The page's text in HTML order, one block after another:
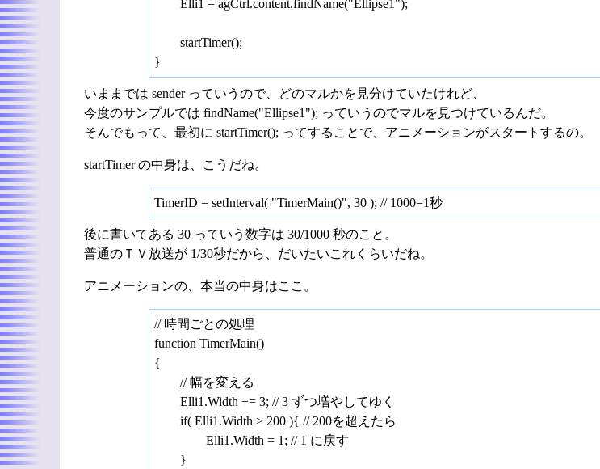
Elli1 = agCtrl.content.findName("Ellipse1");
startTimer();
}
いままでは sender っていうので、どのマルかを見分けていたけれど、
今度のサンプルでは findName("Ellipse1"); っていうのでマルを見つけているんだ。
そんでもって、最初に startTimer(); ってすることで、アニメーションがスタートするの。
startTimer の中身は、こうだね。
TimerID = setInterval( "TimerMain()", 30 ); // 1000=1秒
後に書いてある 30 っていう数字は 30/1000 秒のこと。
普通のＴＶ放送が 1/30秒だから、だいたいこれくらいだね。
アニメーションの、本当の中身はここ。
// 時間ごとの処理
function TimerMain()
{
// 幅を変える
Elli1.Width += 3; // 3 ずつ増やしてゆく
if( Elli1.Width > 200 ){ // 200を超えたら
Elli1.Width = 1; // 1 に戻す
}